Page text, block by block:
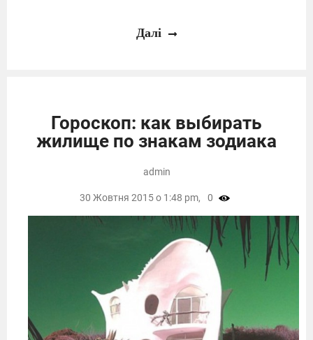
Далі
Гороскоп: как выбирать
жилище по знакам зодиака
admin
30 Жовтня 2015 о 1:48 pm, 0